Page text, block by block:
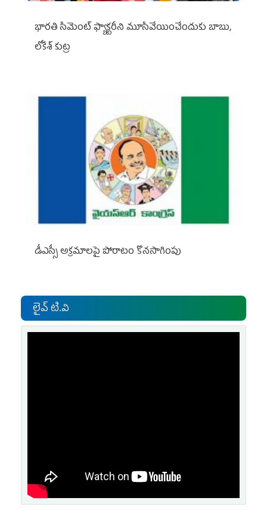
భారతి సిమెంట్ ఫ్యాక్టరీని మూసివేయించేందుకు బాబు,
లోకేశ్ కుట్ర
డీఎస్సీ అక్రమాలపై పోరాటం కొనసాగింపు
లైవ్ టి.వి